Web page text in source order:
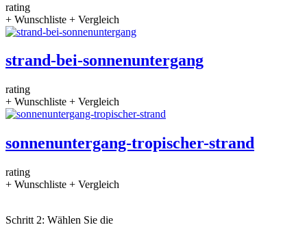
rating
+ Wunschliste + Vergleich
strand-bei-sonnenuntergang
rating
+ Wunschliste + Vergleich
sonnenuntergang-tropischer-strand
rating
+ Wunschliste + Vergleich
Schritt 2: Wählen Sie die